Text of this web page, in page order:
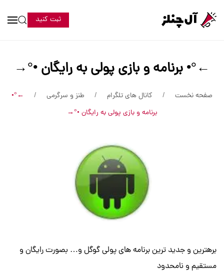
ثبت کنید
←°• برنامه و بازی پولی به رایگان •°→
صفحه نخست کانال های تلگرام طنز و سرگرمی
←°•
برنامه و بازی پولی به رایگان •°→
برهترین و جدید ترین برنامه های پولی گوگل و… بصورت رایگان و
مستقیم و نامحدود